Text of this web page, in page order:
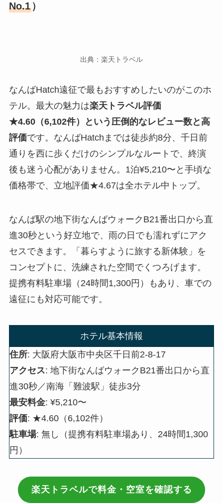
No.1）
出典：楽天トラベル
なんばHatch遠征で最もおすすめしたいのがこのホ
テル。最大の魅力は楽天トラベル評価
★4.60（6,102件）という圧倒的なレビュー数と高
評価です。なんばHatchまでは徒歩約8分、千日前
通りを西に歩くだけのシンプルなルートで、終演
後も迷う心配がありません。1泊¥5,210〜と手頃な
価格帯で、立地評価★4.67は全ホテル中トップ。
なんば駅の地下街なんばウォークB21番出口から直
進30秒という好立地で、雨の日でも濡れずにアク
セスできます。「暮らすように旅する新体験」を
コンセプトに、洗練された空間でくつろげます。
提携有料駐車場（24時間1,300円）もあり、車での
遠征にも対応可能です。
ホテル基本情報
住所: 大阪府大阪市中央区千日前2-8-17
アクセス: 地下街なんばウォークB21番出口から直
進30秒／南海「難波駅」徒歩3分
最安料金: ¥5,210〜
評価: ★4.60（6,102件）
駐車場: 無し（提携有料駐車場あり、24時間1,300
円）
楽天トラベルで料金・空室を確認する